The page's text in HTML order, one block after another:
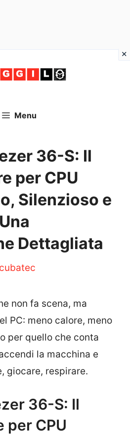
Menu
36-S: Il
per CPU
Silenzioso e
Dettagliata
non fa scena, ma
PC: meno calore, meno
per quello che conta
la macchina e
giocare, respirare.
36-S: Il
per CPU